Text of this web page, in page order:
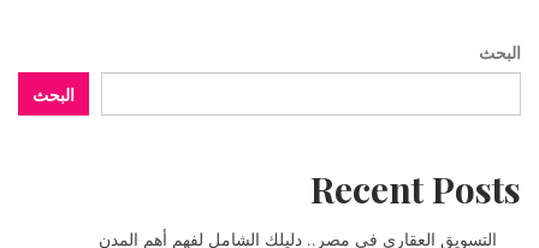
البحث
البحث
Recent Posts
التسويق العقاري في مصر.. دليلك الشامل لفهم أهم المدن